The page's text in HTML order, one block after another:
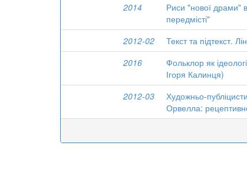
2014
Риси "нової драми"
передмісті"
2012-02 Текст та підтекст.
2016
Фольклор як
Ігоря Калинця)
2012-03
Художньо-
Орвелла: